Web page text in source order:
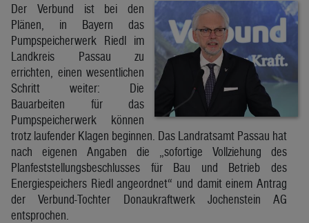
Der Verbund ist bei den
Plänen, in Bayern das
Pumpspeicherwerk Riedl im
Landkreis Passau zu
errichten, einen wesentlichen
Schritt weiter: Die
Bauarbeiten für das
Pumpspeicherwerk können
trotz laufender Klagen beginnen. Das Landratsamt Passau hat
nach eigenen Angaben die „sofortige Vollziehung des
Planfeststellungsbeschlusses für Bau und Betrieb des
Energiespeichers Riedl angeordnet“ und damit einem Antrag
der Verbund-Tochter Donaukraftwerk Jochenstein AG
entsprochen.